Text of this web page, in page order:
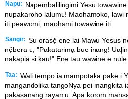
Napu:
Napembalilingimi Yesu
nupakaroho lalumu! Maohamoko, lawi
iti peawomi, maohami towawine iti.
Sangir: Su orasẹ̌ ene lai Mawu Yesus
nẹ̌bera u, "Pakatarimạ bue inang!
nakapia si kau!" Ene tau wawine e
Taa: Wali tempo ia mampotaka pake i
mangandolika tangoNya pei mangkita
pakasanang rayamu. Apa korom